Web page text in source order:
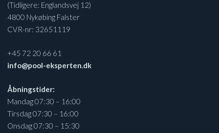
(Tidligere: Englandsvej 12)
4800 Nykøbing Falster
CVR-nr: 32651119
+45 72 20 66 61
info@pool-eksperten.dk
Åbningstider:
Mandag 07:30 – 16:00
Tirsdag 07:30 – 16:00
Onsdag 07:30 – 15:30